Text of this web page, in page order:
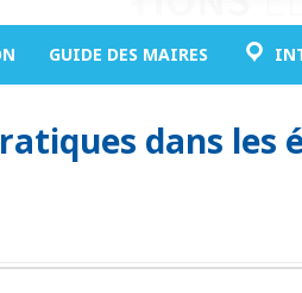
GUIDE DES MAIRES
dans les